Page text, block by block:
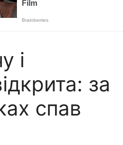
і
за
спав